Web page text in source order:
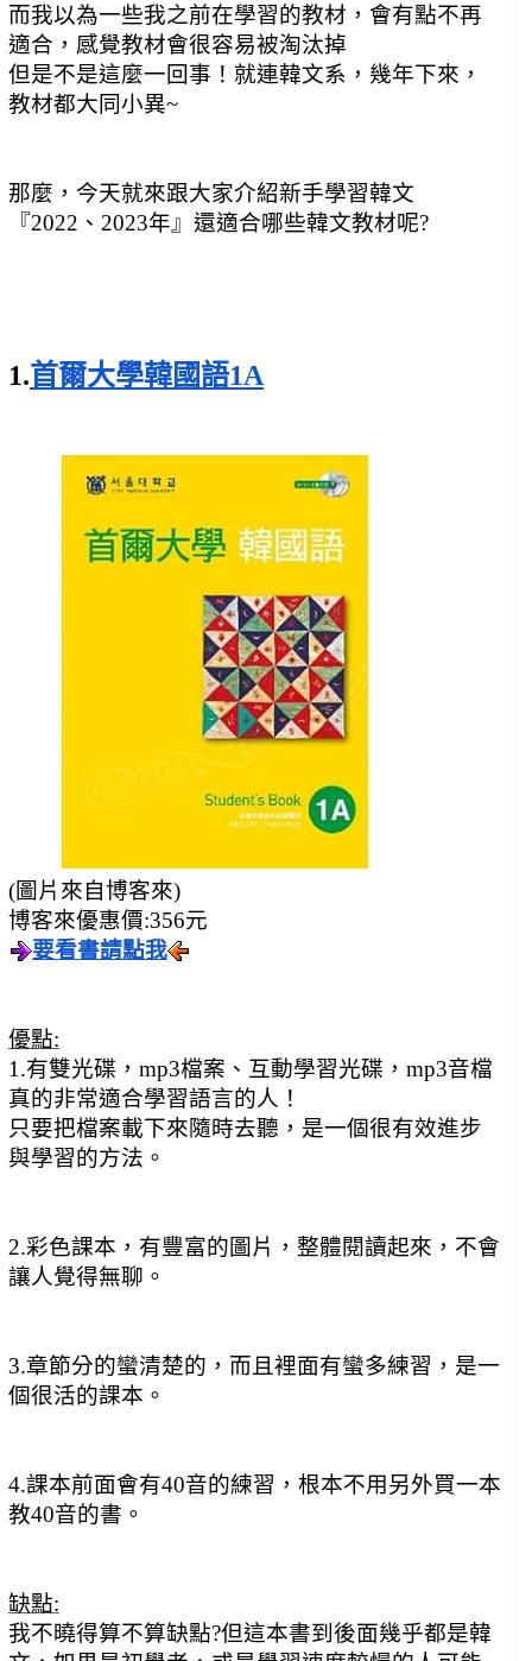
而我以為一些我之前在學習的教材，會有點不再
適合， 感覺教材會很容易被淘汰掉
但是不是這麼一回事！ 就連韓文系，幾年下來，
教材都大同小異~
那麼，今天就來跟大家介紹新手學習韓文
『2022、2023年』還適合哪些韓文教材呢?
1.首爾大學韓國語1A
(圖片來自博客來)
博客來優惠價:356元
要看書請點我
優點:
1.有雙光碟，mp3檔案、互動學習光碟，mp3音檔
真的非常適合學習語言的人！
只要把檔案載下來隨時去聽，是一個很有效進步
與學習的方法。
2.彩色課本，有豐富的圖片，整體閱讀起來，不會
讓人覺得無聊。
3.章節分的蠻清楚的，而且裡面有蠻多練習，是一
個很活的課本。
4.課本前面會有40音的練習，根本不用另外買一本
教40音的書。
缺點:
我不曉得算不算缺點?但這本書到後面幾乎都是韓